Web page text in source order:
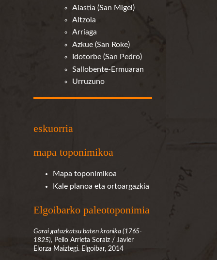
Aiastia (San Migel)
Altzola
Arriaga
Azkue (San Roke)
Idotorbe (San Pedro)
Sallobente-Ermuaran
Urruzuno
eskuorria
mapa toponimikoa
Mapa toponimikoa
Kale planoa eta ortoargazkia
Elgoibarko paleotoponimia
Garai gatazkatsu baten kronika (1765-
1825), Pello Arrieta Soraiz / Javier
Elorza Maiztegi. Elgoibar, 2014